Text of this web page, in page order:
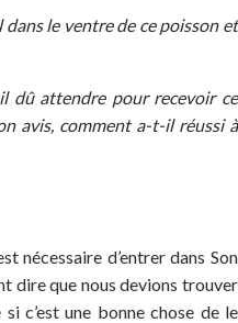
le ventre de ce poisson et
dû attendre pour recevoir ce
avis, comment a-t-il réussi à
nécessaire d’entrer dans Son
dire que nous devions trouver
c’est une bonne chose de le